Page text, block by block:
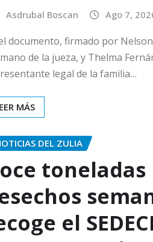
Asdrubal Boscan Ago 7,
documento, firmado por
de la jueza, y Thelma
legal de la familia…
MÁS
DEL ZULIA
toneladas
el